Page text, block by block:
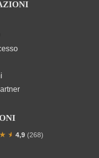
★ ★
★ 4,9 (268)